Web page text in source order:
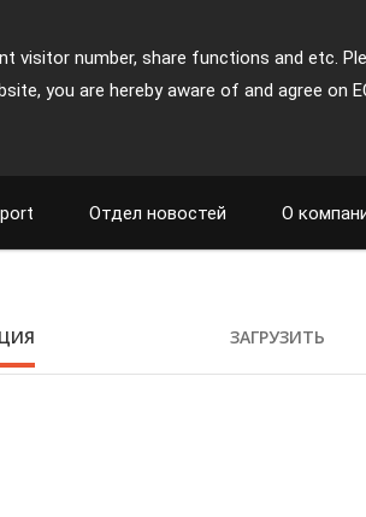
visitor number, share functions and etc.
you are hereby aware of and agree on
Отдел новостей О
ЗАГРУЗИТЬ